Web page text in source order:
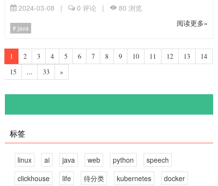
2024-03-08 | 0 评论 | 80 浏览
java
阅读更多»
1 2 3 4 5 6 7 8 9 10 11 12 13
14
15
... 33 »
标签
linux ai java web python
speech
clickhouse
life 待分类 kubernetes
docker